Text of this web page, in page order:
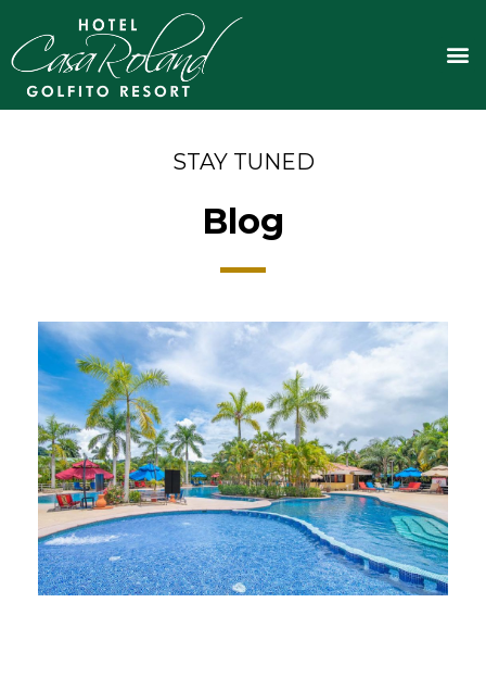
contenido
STAY TUNED
Blog